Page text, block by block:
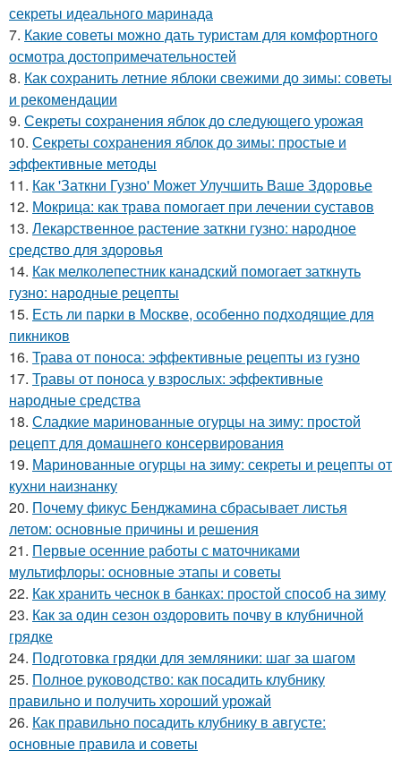
секреты идеального маринада
7. Какие советы можно дать туристам для комфортного
осмотра достопримечательностей
8. Как сохранить летние яблоки свежими до зимы: советы
и рекомендации
9. Секреты сохранения яблок до следующего урожая
10. Секреты сохранения яблок до зимы: простые и
эффективные методы
11. Как 'Заткни Гузно' Может Улучшить Ваше Здоровье
12. Мокрица: как трава помогает при лечении суставов
13. Лекарственное растение заткни гузно: народное
средство для здоровья
14. Как мелколепестник канадский помогает заткнуть
гузно: народные рецепты
15. Есть ли парки в Москве, особенно подходящие для
пикников
16. Трава от поноса: эффективные рецепты из гузно
17. Травы от поноса у взрослых: эффективные
народные средства
18. Сладкие маринованные огурцы на зиму: простой
рецепт для домашнего консервирования
19. Маринованные огурцы на зиму: секреты и рецепты от
кухни наизнанку
20. Почему фикус Бенджамина сбрасывает листья
летом: основные причины и решения
21. Первые осенние работы с маточниками
мультифлоры: основные этапы и советы
22. Как хранить чеснок в банках: простой способ на зиму
23. Как за один сезон оздоровить почву в клубничной
грядке
24. Подготовка грядки для земляники: шаг за шагом
25. Полное руководство: как посадить клубнику
правильно и получить хороший урожай
26. Как правильно посадить клубнику в августе:
основные правила и советы